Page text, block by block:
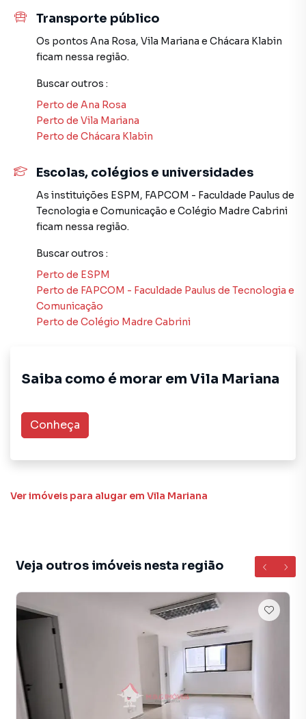
consegue comprar ou alugar um imóvel em São Paulo
mesmo não estando na cidade e com a praticidade de
fazer tudo online, direto do seu computador ou
smartphone. Nós criamos soluções inovadoras para
simplificar a relação de proprietários, inquilinos e
Anuncie seu imóvel! É fácil, rápido e gratuito! A MDG
IMÓVEIS é uma imobiliária digital com imóveis em diversas
imóvel muito mais rápido do que em imobiliárias
tradicionais. Já vendemos e locamos diversos imóveis em
São Paulo, especialmente em Vila Mariana. Isso porque
temos uma equipe de marketing digital focada em produzir
muito o número de contatos interessados e tendo como
consequência uma maior chance de vender ou alugar seu
imóvel mais rápido. Contamos também com um time de
programadores, corretores treinados e uma central de
Transporte público
Os pontos Ana Rosa, Vila Mariana e Chácara Klabin
ficam nessa região.
Buscar outros :
Perto de Ana Rosa
Perto de Vila Mariana
Perto de Chácara Klabin
Escolas, colégios e universidades
As instituições ESPM, FAPCOM - Faculdade Paulus de
Tecnologia e Comunicação e Colégio Madre Cabrini
ficam nessa região.
Buscar outros :
Perto de ESPM
Perto de FAPCOM - Faculdade Paulus de Tecnologia e
Comunicação
Perto de Colégio Madre Cabrini
Saiba como é morar em Vila Mariana
Conheça
Ver imóveis para alugar em Vila Mariana
Veja outros imóveis nesta região